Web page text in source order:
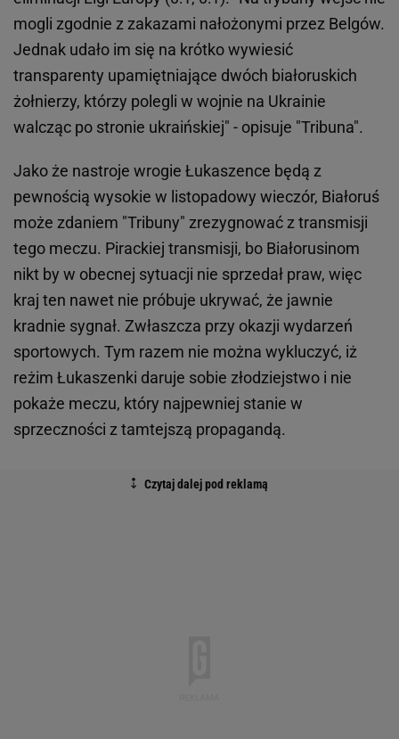
mogli zgodnie z zakazami nałożonymi przez Belgów.
Jednak udało im się na krótko wywiesić
transparenty upamiętniające dwóch białoruskich
żołnierzy, którzy polegli w wojnie na Ukrainie
walcząc po stronie ukraińskiej" - opisuje "Tribuna".
Jako że nastroje wrogie Łukaszence będą z
pewnością wysokie w listopadowy wieczór, Białoruś
może zdaniem "Tribuny" zrezygnować z transmisji
tego meczu. Pirackiej transmisji, bo Białorusinom
nikt by w obecnej sytuacji nie sprzedał praw, więc
kraj ten nawet nie próbuje ukrywać, że jawnie
kradnie sygnał. Zwłaszcza przy okazji wydarzeń
sportowych. Tym razem nie można wykluczyć, iż
reżim Łukaszenki daruje sobie złodziejstwo i nie
pokaże meczu, który najpewniej stanie w
sprzeczności z tamtejszą propagandą.